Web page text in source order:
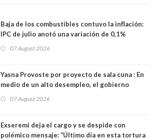
Baja de los combustibles contuvo la inflación:
IPC de julio anotó una variación de 0,1%
07 August 2026
Yasna Provoste por proyecto de sala cuna : En
medio de un alto desempleo, el gobierno
insiste en debilitar el Seguro de Cesantía
07 August 2026
Exseremi deja el cargo y se despide con
polémico mensaje: “Último día en esta tortura